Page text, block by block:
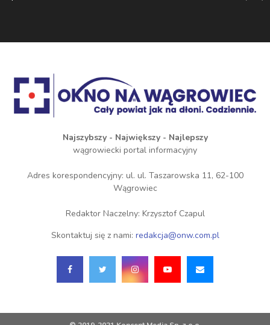
Najszybszy - Największy - Najlepszy
wągrowiecki portal informacyjny
Adres korespondencyjny: ul. ul. Taszarowska 11, 62-100
Wągrowiec
Redaktor Naczelny: Krzysztof Czapul
Skontaktuj się z nami: redakcja@onw.com.pl